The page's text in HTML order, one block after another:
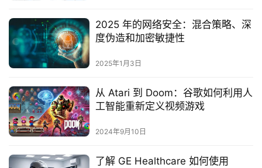
2025 年的网络安全：混合策略、深
度伪造和加密敏捷性
2025年1月3日
从 Atari 到 Doom：谷歌如何利用人
工智能重新定义视频游戏
2024年9月10日
了解 GE Healthcare 如何使用